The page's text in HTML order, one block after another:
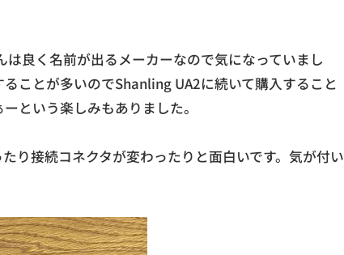
良く名前が出るメーカーなので気になっていまし
ことが多いのでShanling UA2に続いて購入すること
という楽しみもありました。
り接続コネクタが変わったりと面白いです。気が付い